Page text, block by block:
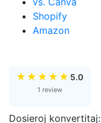
Shopify
Amazon
★ ★ ★ ★ ★ 5.0
1 review
Dosieroj konvertitaj: